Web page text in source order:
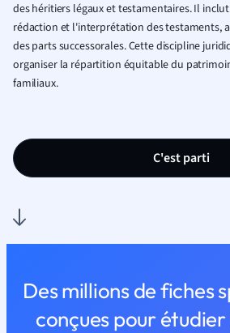
des héritiers légaux et testamentaires. Il
rédaction et l'interprétation des testaments,
des parts successorales. Cette discipline
organiser la répartition équitable du
familiaux.
C'est parti
Des millions de fiches
conçues pour